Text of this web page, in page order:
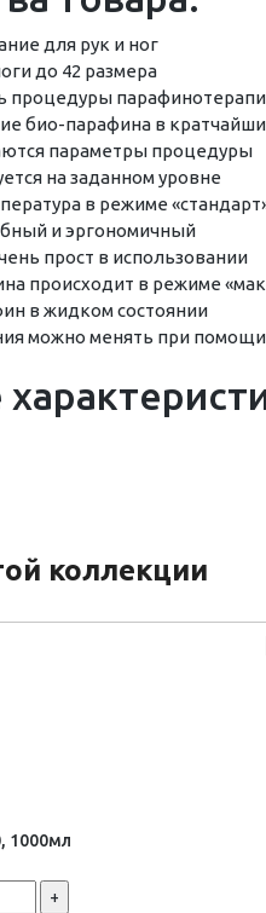
для рук и ног
до 42 размера
процедуры
био-парафина в
параметры процедуры
на заданном уровне
в режиме
и эргономичный
прост в использовании
происходит в режиме
в жидком состоянии
можно менять при
коллекции
1000мл
+